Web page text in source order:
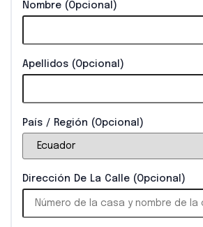
Nombre (opcional)
Apellidos (opcional)
País / Región (opcional)
Dirección De La Calle (opcional)